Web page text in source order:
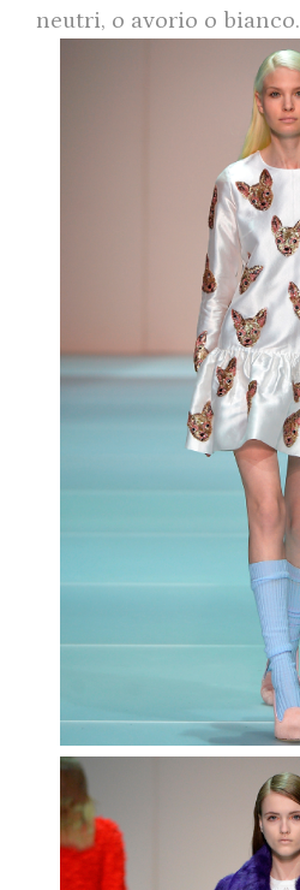
neutri, o avorio o bianco.